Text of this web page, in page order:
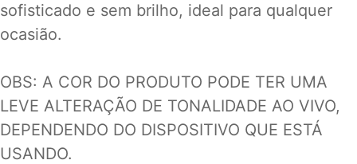
sofisticado e sem brilho, ideal para qualquer
ocasião.
OBS: A COR DO PRODUTO PODE TER UMA
LEVE ALTERAÇÃO DE TONALIDADE AO VIVO,
DEPENDENDO DO DISPOSITIVO QUE ESTÁ
USANDO.